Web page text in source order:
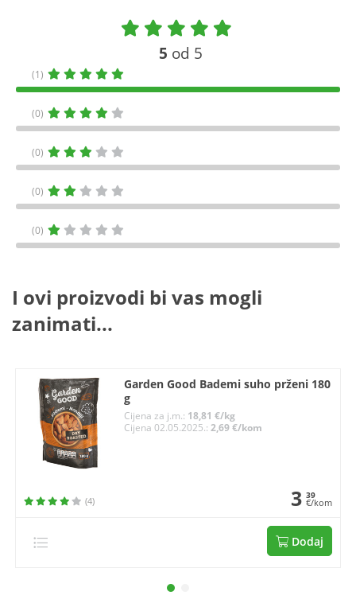
5 od 5
(1)
(0)
(0)
(0)
(0)
I ovi proizvodi bi vas mogli
zanimati...
Garden Good Bademi suho prženi 180
g
Cijena za j.m.: 18,81 €/kg
Cijena 02.05.2025.: 2,69 €/kom
(4) 3 39
€/kom
Dodaj